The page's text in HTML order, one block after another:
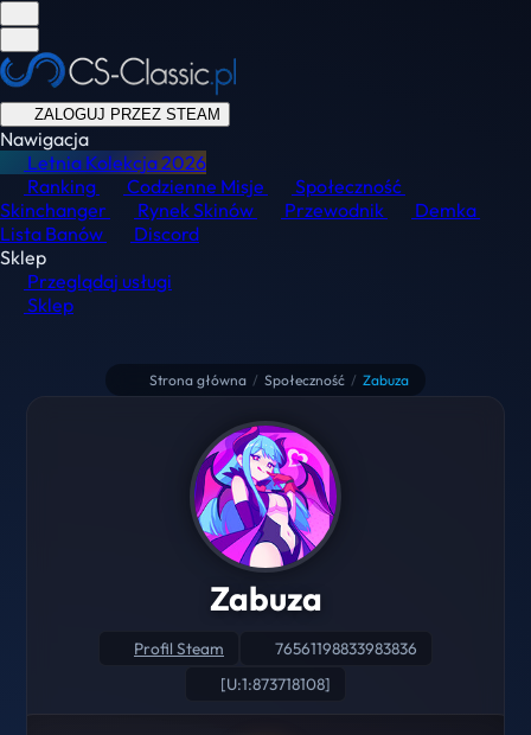
ZALOGUJ PRZEZ STEAM
Nawigacja
Letnia Kolekcja2026
Ranking
Codzienne Misje
Społeczność
Skinchanger
Rynek Skinów Przewodnik
Demka
Lista Banów
Discord
Sklep
Przeglądaj usługi
Sklep
Strona główna / Społeczność / Zabuza
Zabuza
Profil Steam
76561198833983836
[U:1:873718108]